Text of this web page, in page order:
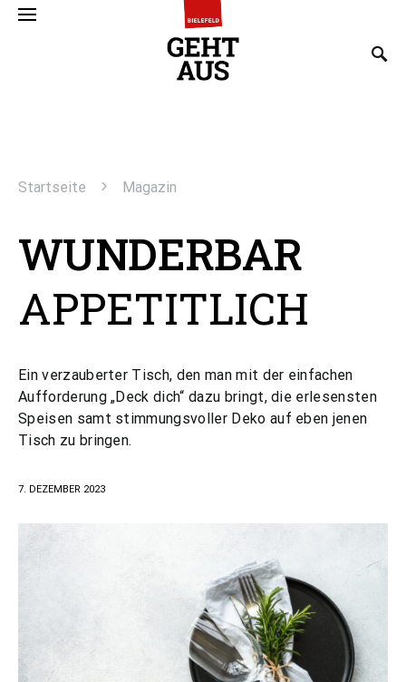
Startseite Magazin
WUNDERBAR
APPETITLICH
Ein verzauberter Tisch, den man mit der einfachen
Aufforderung „Deck dich“ dazu bringt, die erlesensten
Speisen samt stimmungsvoller Deko auf eben jenen
Tisch zu bringen.
7. DEZEMBER 2023